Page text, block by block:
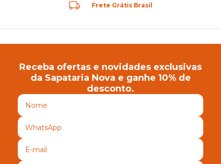
Frete Grátis Brasil
Receba ofertas e novidades exclusivas
da Sapataria Nova e ganhe 10% de
desconto.